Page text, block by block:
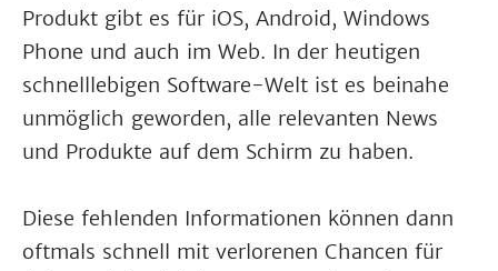
Produkt gibt es für iOS, Android, Windows
Phone und auch im Web. In der heutigen
schnelllebigen Software-Welt ist es beinahe
unmöglich geworden, alle relevanten News
und Produkte auf dem Schirm zu haben.
Diese fehlenden Informationen können dann
oftmals schnell mit verlorenen Chancen für